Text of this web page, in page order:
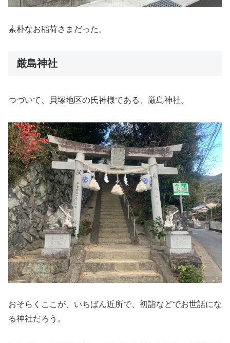
素朴なお稲荷さまだった。
厳島神社
つづいて、貝塚地区の氏神様である、厳島神社。
おそらくここが、いちばん近所で、初詣などでお世話にな
る神社だろう。